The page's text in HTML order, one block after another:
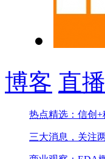
博客 直播
热点精选：信创
三大消息，关注